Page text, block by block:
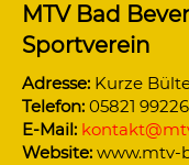
MTV Bad
Sportverein
Adresse: Kurze
Telefon: 05821
E-Mail:
Website: www.mtv-